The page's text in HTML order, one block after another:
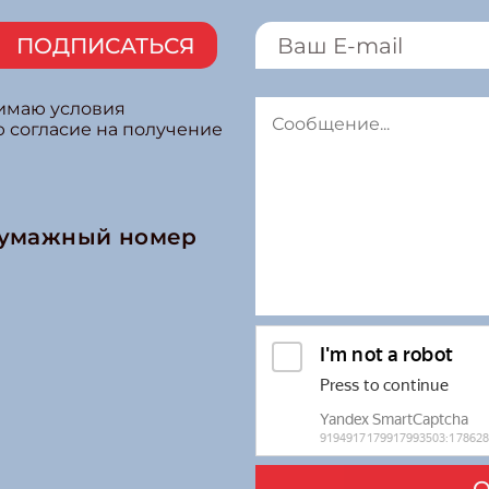
ПОДПИСАТЬСЯ
условия
согласие на получение
номер